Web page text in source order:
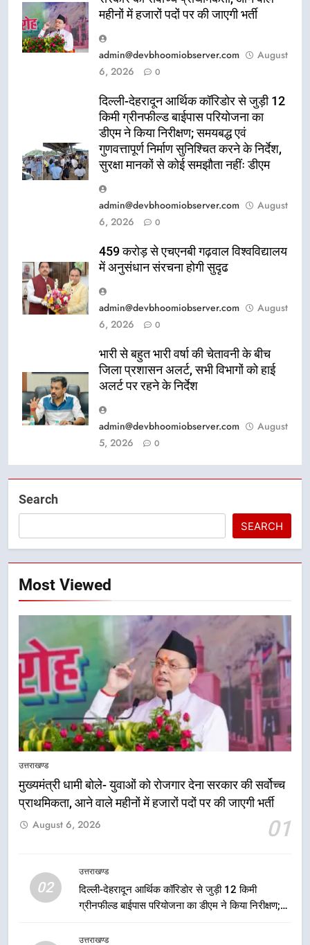
महीनों में हजारों पदों पर की जाएगी भर्ती
admin@devbhoomiobserver.com
August
6, 2026
0
दिल्ली-देहरादून आर्थिक कॉरिडोर से जुड़ी 12
किमी ग्रीनफील्ड बाईपास परियोजना का
डीएम ने किया निरीक्षण; समयबद्ध एवं
गुणवत्तापूर्ण निर्माण सुनिश्चित करने के निर्देश,
सुरक्षा मानकों से कोई समझौता नहींः डीएम
admin@devbhoomiobserver.com
August
6, 2026
0
459 करोड़ से एचएनबी गढ़वाल विश्वविद्यालय
में अनुसंधान संरचना होगी सुदृढ
admin@devbhoomiobserver.com
August
6, 2026
0
भारी से बहुत भारी वर्षा की चेतावनी के बीच
जिला प्रशासन अलर्ट, सभी विभागों को हाई
अलर्ट पर रहने के निर्देश
admin@devbhoomiobserver.com
August
5, 2026
0
Search
SEARCH
Most Viewed
उत्तराखण्ड
मुख्यमंत्री धामी बोले- युवाओं को रोजगार देना सरकार की सर्वोच्च
प्राथमिकता, आने वाले महीनों में हजारों पदों पर की जाएगी भर्ती
01
August 6, 2026
02
उत्तराखण्ड
दिल्ली-देहरादून आर्थिक कॉरिडोर से जुड़ी 12 किमी
ग्रीनफील्ड बाईपास परियोजना का डीएम ने किया निरीक्षण;
सुरक्षा मानकों से कोई समझौता नहींः डीएम
उत्तराखण्ड
5
एमडीडीए बोर्ड बैठक में 25 विकास प्रस्तावों
नियोजित विकास को मिलेगी रफ्तार
उत्तराखण्ड
मुख्यमंत्री पुष्कर सिंह धामी के दिशा-निर्देशों